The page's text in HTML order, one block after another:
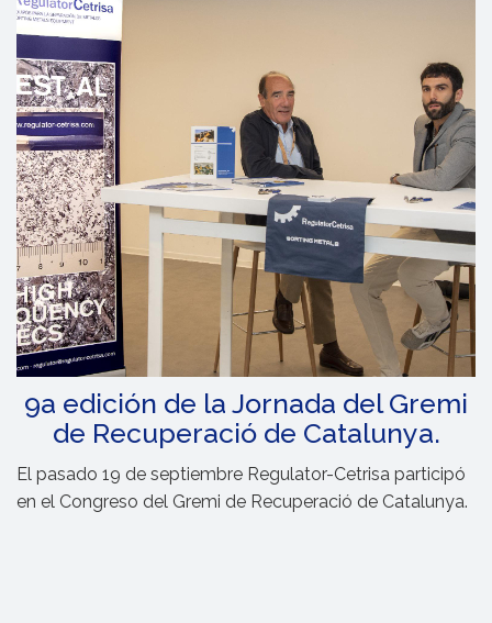
C/ Vapor 8, Polígono Industrial
El Regás
08850 Gavá , Barcelona, España
+34 933 705 800
regulator@regulator-
cetrisa.com
9a edición de la Jornada del Gremi
de Recuperació de Catalunya.
El pasado 19 de septiembre Regulator-Cetrisa participó
en el Congreso del Gremi de Recuperació de Catalunya.